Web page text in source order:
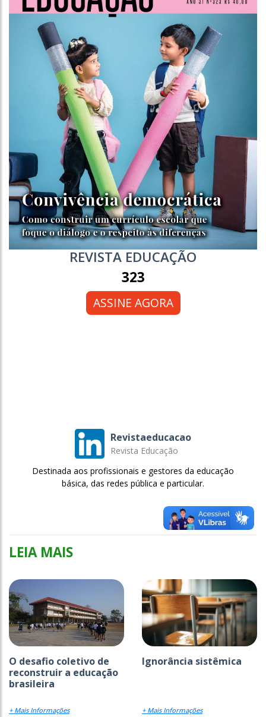
REVISTA EDUCAÇÃO
323
ASSINE AGORA
Revistaeducacao
Revista Educação
Destinada aos profissionais e gestores da educação
básica, das redes pública e particular.
LEIA MAIS
O desafio coletivo de
reconstruir a educação
brasileira
+ Mais Informações
Ignorância sistêmica
+ Mais Informações